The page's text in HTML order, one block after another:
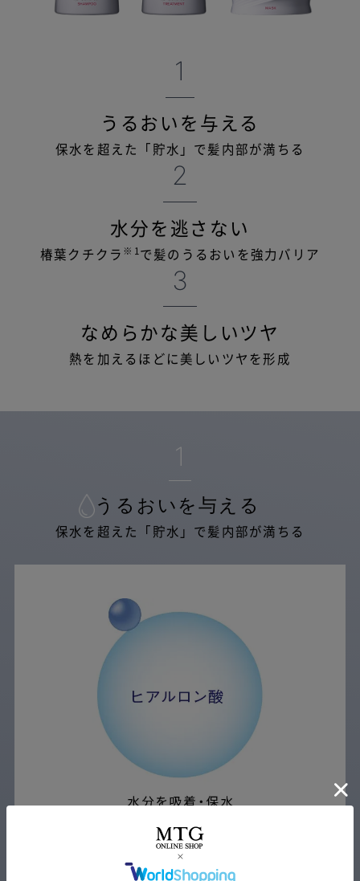
1
うるおいを与える
保水を超えた「貯水」で髪内部が満ちる
2
水分を逃さない
椿葉クチクラ ※1 で髪のうるおいを強力バリア
3
なめらかな美しいツヤ
熱を加えるほどに美しいツヤを形成
1
うるおいを与える
保水を超えた「貯水」で髪内部が満ちる